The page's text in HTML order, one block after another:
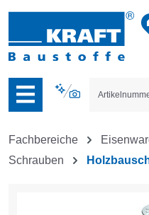
der B2B-Plattform
Fachbereiche
Schrauben
Bildergalerie